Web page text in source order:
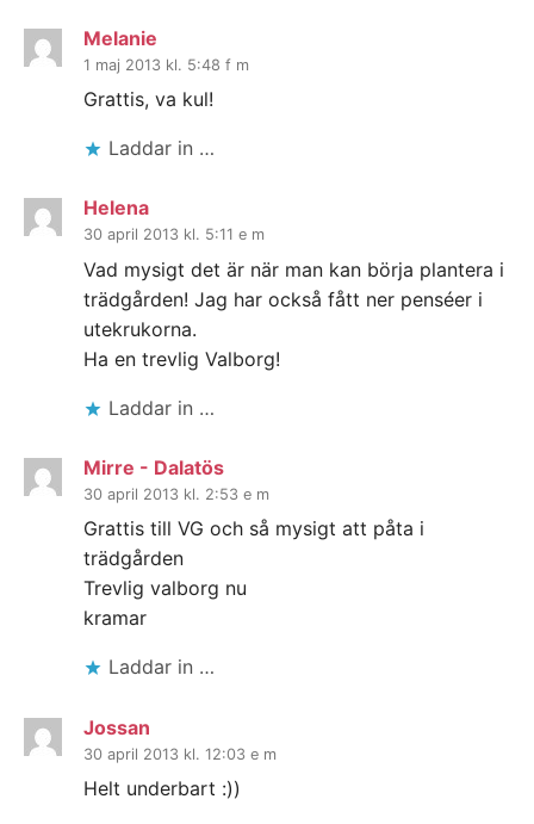
Melanie
1 maj 2013 kl. 5:48 f m
Grattis, va kul!
Laddar in …
Helena
30 april 2013 kl. 5:11 e m
Vad mysigt det är när man kan börja plantera i
trädgården! Jag har också fått ner penséer i
utekrukorna.
Ha en trevlig Valborg!
Laddar in …
Mirre - Dalatös
30 april 2013 kl. 2:53 e m
Grattis till VG och så mysigt att påta i
trädgården
Trevlig valborg nu
kramar
Laddar in …
Jossan
30 april 2013 kl. 12:03 e m
Helt underbart :))